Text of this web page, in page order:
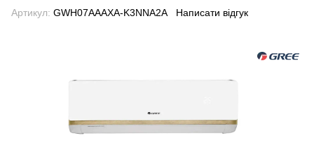
Артикул: GWH07AAAXA-K3NNA2A Написати відгук